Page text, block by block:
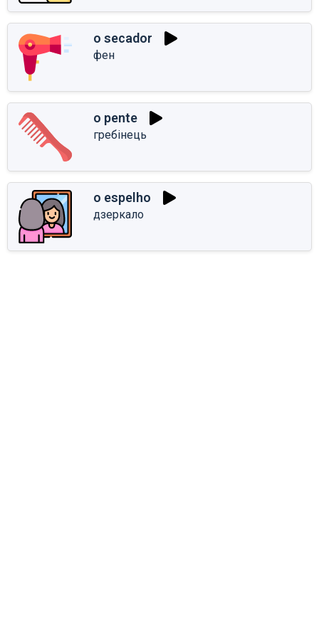
o secador
фен
o pente
гребінець
o espelho
дзеркало